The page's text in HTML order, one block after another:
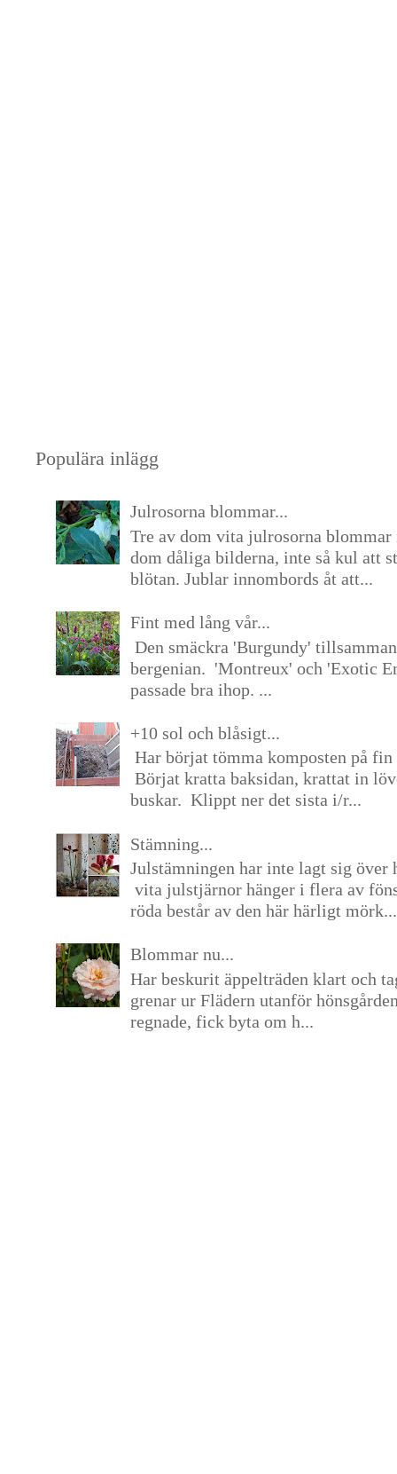
Populära inlägg
Julrosorna blommar...
Tre av dom vita julrosorna blommar
dom dåliga bilderna, inte så kul att
blötan. Jublar innombords åt att...
Fint med lång vår...
Den smäckra 'Burgundy'
bergenian. 'Montreux' och 'Exotic
passade bra ihop. ...
+10 sol och blåsigt...
Har börjat tömma komposten på
Börjat kratta baksidan, krattat in
buskar. Klippt ner det sista i/r...
Stämning...
Julstämningen har inte lagt sig över
vita julstjärnor hänger i flera av
röda består av den här härligt mörk...
Blommar nu...
Har beskurit äppelträden klart och
grenar ur Flädern utanför
regnade, fick byta om h...